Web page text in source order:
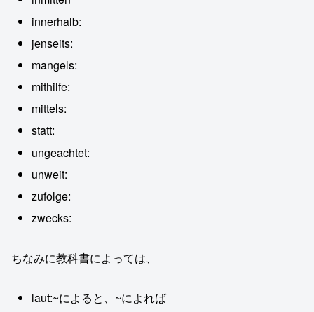
innerhalb:
jenseits:
mangels:
mithilfe:
mittels:
statt:
ungeachtet:
unweit:
zufolge:
zwecks:
ちなみに教科書によっては、
laut:~によると、~によれば